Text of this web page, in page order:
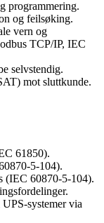
programmering.
og feilsøking.
vern og
TCP/IP, IEC
selvstendig.
mot sluttkunde.
61850).
5-104).
(IEC 60870-5-104).
systemer via